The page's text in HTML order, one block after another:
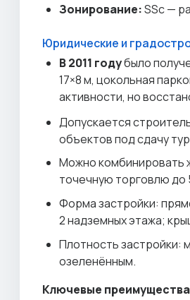
Зонирование:SSc —
Юридические и
В 2011 годубыло
17×8 м, цокольная
активности, но
Допускается
объектов под сдачу
Можно комбинировать
точечную торговлю до
Форма застройки:
2 надземных этажа;
Плотность застройки:
озеленённым.
Ключевые